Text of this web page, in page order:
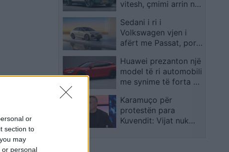
or
section to
may
or personal
vitesh, çmimi arrin në
Sedani i ri i
Volkswagen vjen i
afërt me Passat, por
Huawei prezanton një
model të ri automobili
me synime të forta në
Karamuço për
protestën para
Kuvendit: Vijat nuk